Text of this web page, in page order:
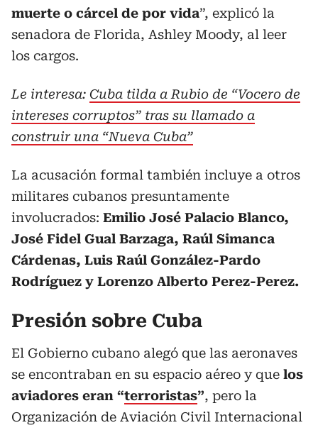
muerte o cárcel de por vida”, explicó la
senadora de Florida, Ashley Moody, al leer
los cargos.
Le interesa: Cuba tilda a Rubio de “Vocero de
intereses corruptos” tras su llamado a
construir una “Nueva Cuba”
La acusación formal también incluye a otros
militares cubanos presuntamente
involucrados: Emilio José Palacio Blanco,
José Fidel Gual Barzaga, Raúl Simanca
Cárdenas, Luis Raúl González-Pardo
Rodríguez y Lorenzo Alberto Perez-Perez.
Presión sobre Cuba
El Gobierno cubano alegó que las aeronaves
se encontraban en su espacio aéreo y que los
aviadores eran “terroristas”, pero la
Organización de Aviación Civil Internacional